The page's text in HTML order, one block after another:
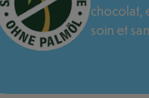
chocolat,
soin et